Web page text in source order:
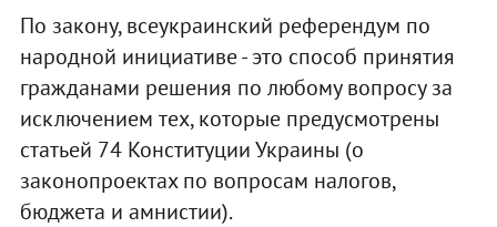
По закону, всеукраинский референдум по
народной инициативе - это способ принятия
гражданами решения по любому вопросу за
исключением тех, которые предусмотрены
статьей 74 Конституции Украины (о
законопроектах по вопросам налогов,
бюджета и амнистии).